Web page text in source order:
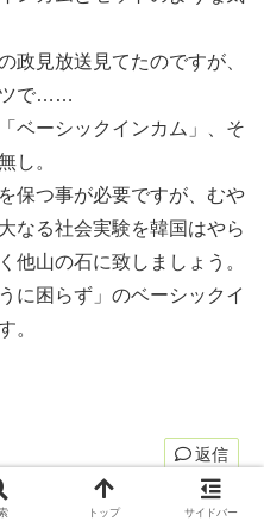
政見放送見てたのですが、
ツで……
ベーシックインカム」、そ
し。
保つ事が必要ですが、むや
なる社会実験を韓国はやら
他山の石に致しましょう。
に困らず」のベーシックイ
。
返信
トップ サイドバー